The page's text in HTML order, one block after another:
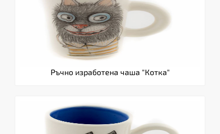
Ръчно изработена чаша "Котка"